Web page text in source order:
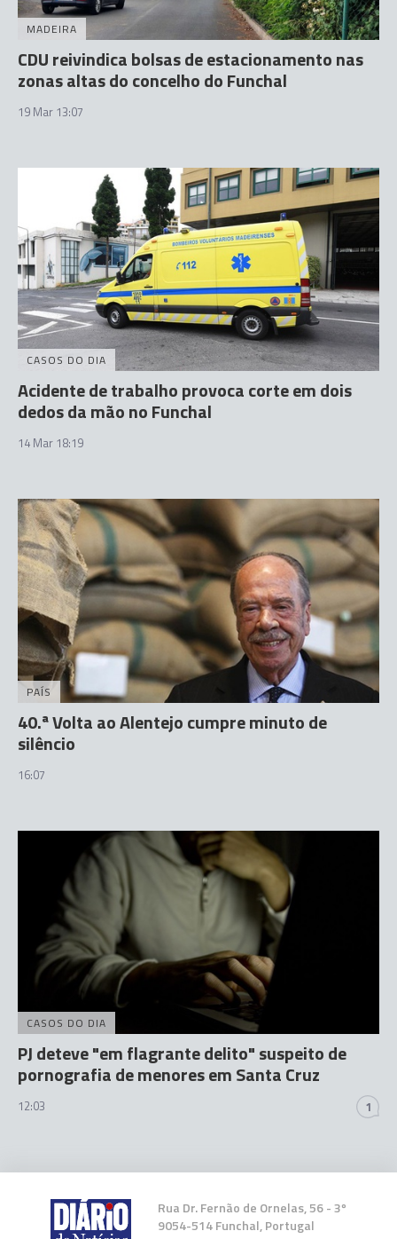
MADEIRA
CDU reivindica bolsas de estacionamento nas
zonas altas do concelho do Funchal
19 Mar 13:07
CASOS DO DIA
Acidente de trabalho provoca corte em dois
dedos da mão no Funchal
14 Mar 18:19
PAÍS
40.ª Volta ao Alentejo cumpre minuto de
silêncio
16:07
CASOS DO DIA
PJ deteve "em flagrante delito" suspeito de
pornografia de menores em Santa Cruz
12:03 1
Rua Dr. Fernão de Ornelas, 56 - 3º
9054-514 Funchal, Portugal